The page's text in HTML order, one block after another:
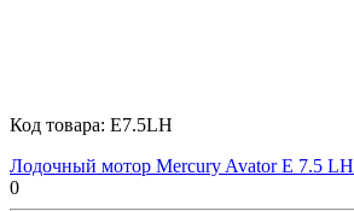
Код товара: E7.5LH
Лодочный мотор Mercury Avator E 7.5 LH
0